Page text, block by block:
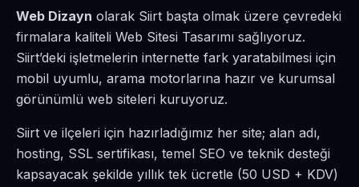
Web Dizayn olarak Siirt başta olmak üzere çevredeki
firmalara kaliteli Web Sitesi Tasarımı sağlıyoruz.
Siirt’deki işletmelerin internette fark yaratabilmesi için
mobil uyumlu, arama motorlarına hazır ve kurumsal
görünümlü web siteleri kuruyoruz.
Siirt ve ilçeleri için hazırladığımız her site; alan adı,
hosting, SSL sertifikası, temel SEO ve teknik desteği
kapsayacak şekilde yıllık tek ücretle (50 USD + KDV)